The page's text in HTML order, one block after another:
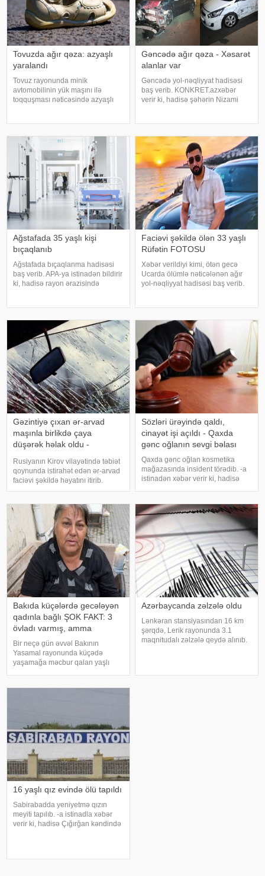
Tovuzda ağır qəza: azyaşlı
yaralandı
Tovuz rayonunda minik
avtomobilinin yük maşını ilə
toqquşması nəticəsində azyaşlı
VAZ-2107 markalı minik
avtomobili ZİL markal
Gəncədə ağır qəza - Xəsarət
alanlar var
Gəncədə yol-nəqliyyat hadisəsi
baş verib. KONKRET.azxəbər
verir ki, hadisə şəhərin Nizami
hadisə nəticəsində 2
Ağstafada 35 yaşlı kişi
bıçaqlanıb
Ağstafada bıçaqlanma hadisəsi
baş verib. APA-ya istinadən bildirir
ki, hadisə rayon ərazisində
xəsarəti ilə xəstəxanaya çatdırılıb
Faciəvi şəkildə ölən 33 yaşlı
Rüfətin FOTOSU
Xəbər verildiyi kimi, ötən gecə
Ucarda ölümlə nəticələnən ağır
yol-nəqliyyat hadisəsi baş verib.
qeydə alınıb. Belə ki, hərəkətdə
ola
Gəzintiyə çıxan ər-arvad
maşınla birlikdə çaya
düşərək həlak oldu -
Rusiyanın Kirov vilayətində təbiət
qoynunda istirahət edən ər-arvad
faciəvi şəkildə həyatını itirib.
Onların yatdıqları avtomobil gecə
KONKRET.azxəbər verir ki,
Kirovo-Çepetsk sakinləri – 46 yaşl
Sözləri ürəyində qaldı,
cinayət işi açıldı - Qaxda
gənc oğlanın sevgi bəlası
Qaxda gənc oğlan kosmetika
mağazasında insident törədib. -a
istinadən xəbər verir ki, hadisə
mağazasında qeydə alınıb. İttiham
aktına görə, 30 yaşlı Sahib
Mirzəzadəni
Bakıda küçələrdə gecələyən
qadınla bağlı ŞOK FAKT: 3
övladı varmış, amma
Bir neçə gün əvvəl Bakının
Yasamal rayonunda küçədə
yaşamağa məcbur qalan yaşlı
doğurmuşdu. Günlərdir küçədə
Azərbaycanda zəlzələ oldu
Lənkəran stansiyasından 16 km
şərqdə, Lerik rayonunda 3.1
maqnitudalı zəlzələ qeydə alınıb.
də qeydə alınan yeraltı təkanların
16 yaşlı qız evində ölü tapıldı
Sabirabadda yeniyetmə qızın
meyiti tapılıb. -a istinadla xəbər
verir ki, hadisə Çığırğan kəndində
səbəblə öldüyü bilinmir. Araşdırm